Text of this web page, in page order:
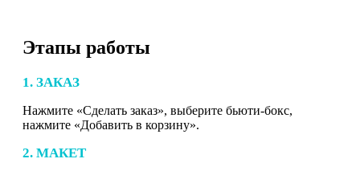
Этапы работы
1. ЗАКАЗ
Нажмите «Сделать заказ», выберите бьюти-бокс,
нажмите «Добавить в корзину».
2. МАКЕТ